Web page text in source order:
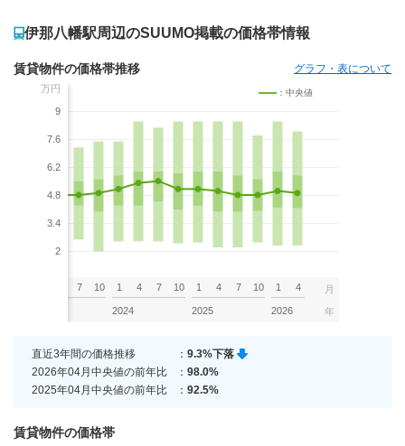
伊那八幡駅周辺のSUUMO掲載の価格帯情報
賃貸物件の価格帯推移 グラフ・表について
万円
9
7.6
6.2
4.8
3.4
2
：中央値
7 10 1 4 7 10
2024
1 4 7 10
2025
1 4
2026
月
年
直近3年間の価格推移 ： 9.3%下落
2026年04月中央値の前年比
： 98.0%
2025年04月中央値の前年比
： 92.5%
賃貸物件の価格帯